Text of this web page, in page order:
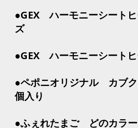
●GEX ハーモニーシート
ズ
●GEX ハーモニーシート
●ペポニオリジナル カブ
個入り
●ふぇれたまご どのカラー